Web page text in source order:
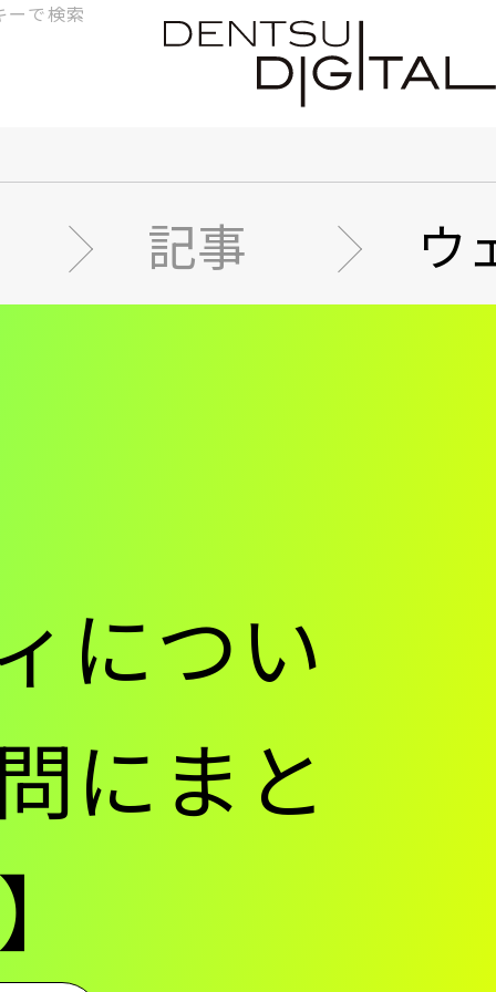
検
索
記事 ウ
につい
にまと